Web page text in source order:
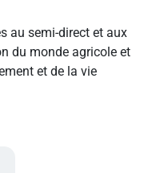
au semi-direct et aux
du monde agricole et
et de la vie